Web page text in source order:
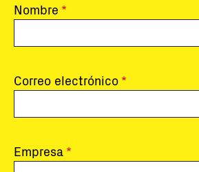
Nombre
Correo electrónico
Empresa